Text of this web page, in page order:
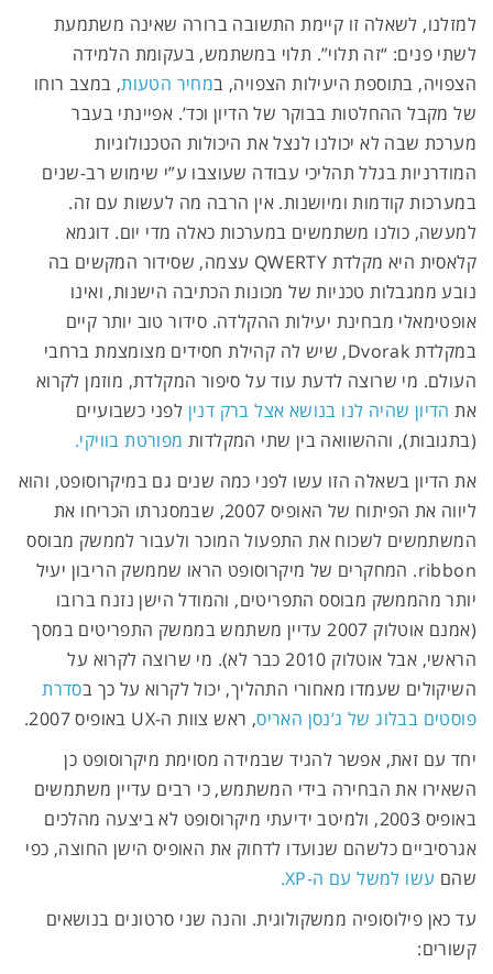
למזלנו, לשאלה זו קיימת התשובה ברורה שאינה משתמעת
לשתי פנים: “זה תלוי”. תלוי במשתמש, בעקומת הלמידה
הצפויה, בתוספת היעילות הצפויה, במחיר הטעות, במצב רוחו
של מקבל ההחלטות בבוקר של הדיון וכד’. אפיינתי בעבר
מערכת שבה לא יכולנו לנצל את היכולות הטכנולוגיות
המודרניות בגלל תהליכי עבודה שעוצבו ע”י שימוש רב-שנים
במערכות קודמות ומיושנות. אין הרבה מה לעשות עם זה.
למעשה, כולנו משתמשים במערכות כאלה מדי יום. דוגמא
קלאסית היא מקלדת QWERTY עצמה, שסידור המקשים בה
נובע ממגבלות טכניות של מכונות הכתיבה הישנות, ואינו
אופטימאלי מבחינת יעילות ההקלדה. סידור טוב יותר קיים
במקלדת Dvorak, שיש לה קהילת חסידים מצומצמת ברחבי
העולם. מי שרוצה לדעת עוד על סיפור המקלדת, מוזמן לקרוא
את הדיון שהיה לנו בנושא אצל ברק דנין לפני כשבועיים
(בתגובות), וההשוואה בין שתי המקלדות מפורטת בוויקי.
את הדיון בשאלה הזו עשו לפני כמה שנים גם במיקרוסופט, והוא
ליווה את הפיתוח של האופיס 2007, שבמסגרתו הכריחו את
המשתמשים לשכוח את התפעול המוכר ולעבור לממשק מבוסס
ribbon. המחקרים של מיקרוסופט הראו שממשק הריבון יעיל
יותר מהממשק מבוסס התפריטים, והמודל הישן נזנח ברובו
(אמנם אוטלוק 2007 עדיין משתמש בממשק התפריטים במסך
הראשי, אבל אוטלוק 2010 כבר לא). מי שרוצה לקרוא על
השיקולים שעמדו מאחורי התהליך, יכול לקרוא על כך בסדרת
פוסטים בבלוג של ג’נסן האריס, ראש צוות ה-UX באופיס 2007.
יחד עם זאת, אפשר להגיד שבמידה מסוימת מיקרוסופט כן
השאירו את הבחירה בידי המשתמש, כי רבים עדיין משתמשים
באופיס 2003, ולמיטב ידיעתי מיקרוסופט לא ביצעה מהלכים
אגרסיביים כלשהם שנועדו לדחוק את האופיס הישן החוצה, כפי
שהם עשו למשל עם ה-XP.
עד כאן פילוסופיה ממשקולוגית. והנה שני סרטונים בנושאים
קשורים: